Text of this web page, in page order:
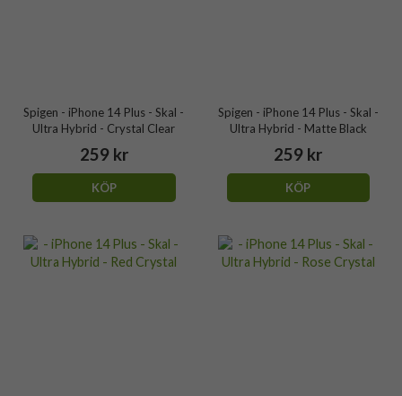
Spigen - iPhone 14 Plus - Skal -
Ultra Hybrid - Crystal Clear
259 kr
KÖP
Spigen - iPhone 14 Plus - Skal -
Ultra Hybrid - Matte Black
259 kr
KÖP